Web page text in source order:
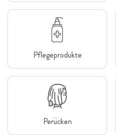
Pflegeprodukte
Perücken